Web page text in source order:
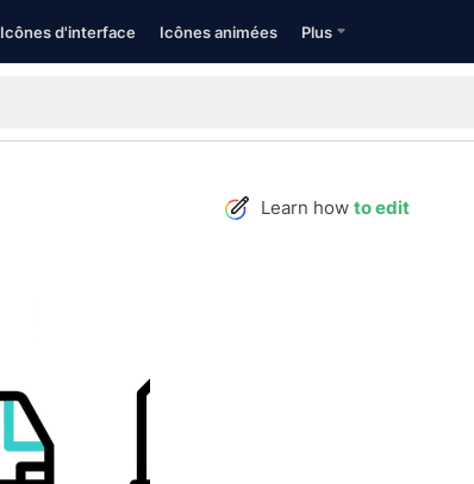
Icônes d'interface Icônes animées Plus
Learn how to edit